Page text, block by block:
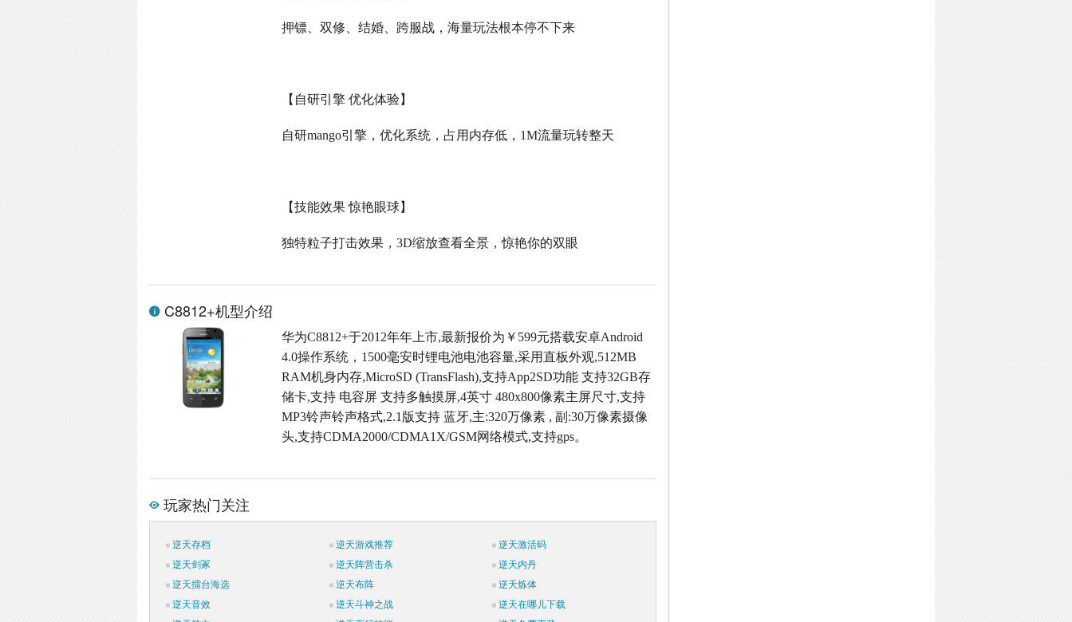
押镖、双修、结婚、跨服战，海量玩法根本停不下来
【自研引擎 优化体验】
自研mango引擎，优化系统，占用内存低， 1M流量玩转整天
【技能效果 惊艳眼球】
独特粒子打击效果，3D缩放查看全景，惊艳你的双眼
C8812+机型介绍
华为C8812+于2012年年上市,最新报价为￥599元搭载安卓Android
4.0操作系统，1500毫安时锂电池电池容量,采用直板外观,512MB
RAM机身内存,MicroSD (TransFlash),支持App2SD功能 支持32GB存
储卡,支持 电容屏 支持多触摸屏,4英寸 480x800像素主屏尺寸,支持
MP3铃声铃声格式,2.1版支持 蓝牙,主:320万像素 , 副:30万像素摄像
头,支持CDMA2000/CDMA1X/GSM网络模式,支持gps。
玩家热门关注
逆天存档 逆天游戏推荐
逆天激活码
逆天剑冢
逆天阵营击杀
逆天内丹
逆天擂台海选
逆天布阵
逆天炼体
逆天音效
逆天斗神之战
逆天在哪儿下载